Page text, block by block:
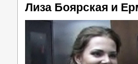
Лиза Боярская и